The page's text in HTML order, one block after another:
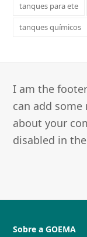
tanques para ete
tanques químicos
I am the
can add
about your
disabled in
Sobre a GOEMA